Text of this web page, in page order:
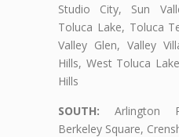
Studio City, Sun
Toluca Lake, Toluca
Valley Glen, Valley
Hills, West Toluca
Hills
SOUTH: Arlington
Berkeley Square,